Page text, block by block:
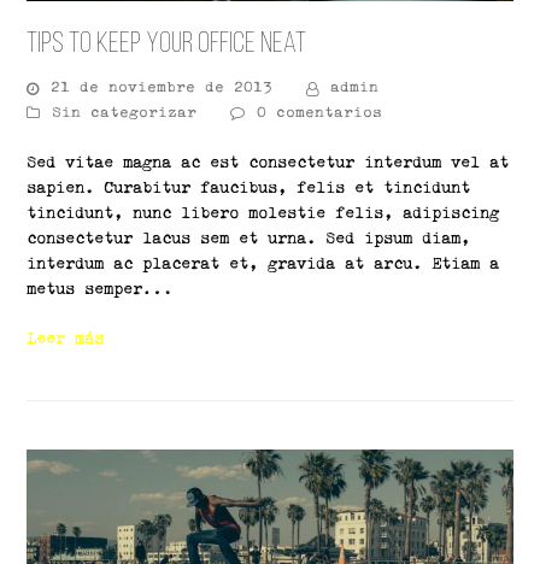
Tips To Keep Your Office Neat
21 de noviembre de 2013
admin
Sin categorizar
0 comentarios
Sed vitae magna ac est consectetur interdum vel at
sapien. Curabitur faucibus, felis et tincidunt
tincidunt, nunc libero molestie felis, adipiscing
consectetur lacus sem et urna. Sed ipsum diam,
interdum ac placerat et, gravida at arcu. Etiam a
metus semper…
Leer más